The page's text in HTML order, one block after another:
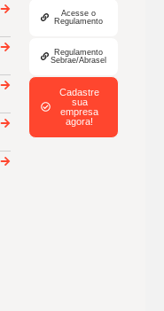
Acesse o
Regulamento
Regulamento
Sebrae/Abrasel
Cadastre
sua
empresa
agora!